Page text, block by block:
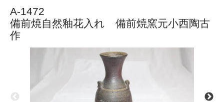
A-1472
備前焼自然釉花入れ 備前焼窯元小西陶古
作